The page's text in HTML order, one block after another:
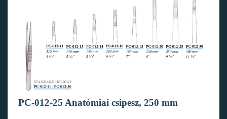
PC-012-25 Anatómiai csipesz, 250 mm